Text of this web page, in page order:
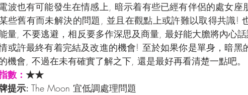
波也有可能發生在情感上, 暗示着有些已經有伴侶的處女座
些舊有而未解決的問題, 並且在觀點上或許難以取得共識!
量, 不要逃避，相反要多作深思及商量, 最好能大膽將內心
或許最終有着完結及改進的機會! 至於如果你是單身，暗黑
機會, 不過在未有確實了解之下, 還是最好再看清楚一點吧。
數： ★★
提示: The Moon 宜低調處理問題